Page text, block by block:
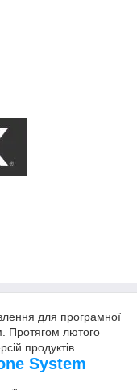
для програмної
Протягом лютого
продуктів
System